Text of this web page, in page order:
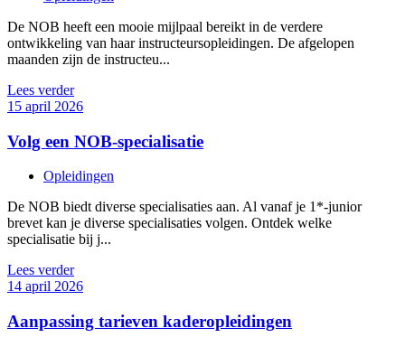
De NOB heeft een mooie mijlpaal bereikt in de verdere
ontwikkeling van haar instructeursopleidingen. De afgelopen
maanden zijn de instructeu...
Lees verder
15 april 2026
Volg een NOB-specialisatie
Opleidingen
De NOB biedt diverse specialisaties aan. Al vanaf je 1*-junior
brevet kan je diverse specialisaties volgen. Ontdek welke
specialisatie bij j...
Lees verder
14 april 2026
Aanpassing tarieven kaderopleidingen